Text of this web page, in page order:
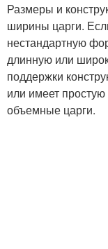
Размеры и
ширины царги.
нестандартную
длинную или
поддержки
или имеет
объемные царги.